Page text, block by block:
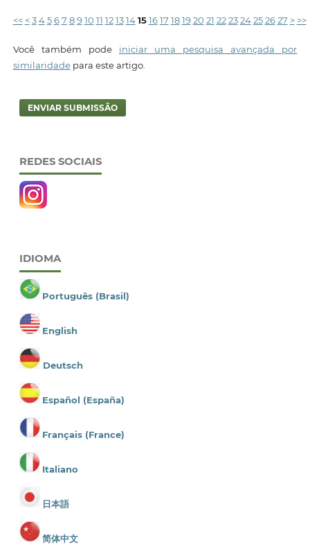
<< < 3 4 5 6 7 8 9 10 11 12 13 14 15 16 17 18 19 20 21 22 23 24 25 26 27 > >>
Você também pode iniciar uma pesquisa avançada por
similaridadepara este artigo.
ENVIAR SUBMISSÃO
REDES SOCIAIS
IDIOMA
Português (Brasil)
English
Deutsch
Español (España)
Français (France)
Italiano
日本語
简体中文